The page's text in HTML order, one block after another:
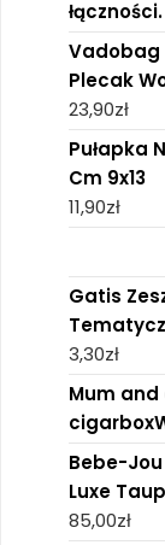
łączności.
Vadobag
Plecak
23,90zł
Pułapka
Cm 9x13
11,90zł
Gatis
3,30zł
Mum
Bebe-Jou
Luxe
85,00zł